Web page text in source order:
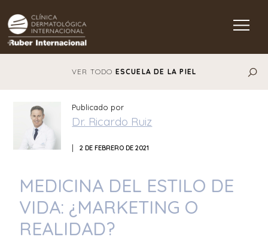
Main Navigation
VER TODO ESCUELA DE LA PIEL
Publicado por
Dr. Ricardo Ruiz
| 2 DE FEBRERO DE 2021
MEDICINA DEL ESTILO DE
VIDA: ¿MARKETING O
REALIDAD?